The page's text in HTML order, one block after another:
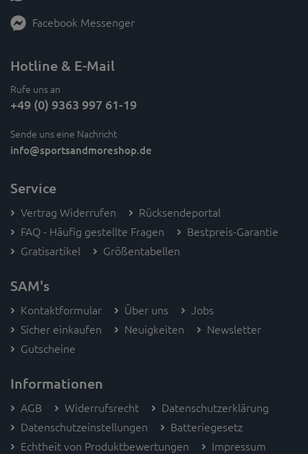
Facebook Messenger
Hotline & E-Mail
Rufe uns an
+49 (0) 9363 997 61-19
Sende uns eine Nachricht
info@sportsandmoreshop.de
Service
Vertrag Widerrufen
Rücksendeportal
FAQ - Häufig gestellte Fragen
Bestpreis-Garantie
Gratisartikel
Größentabellen
SAM's
Kontaktformular Über uns
Jobs
Sicher einkaufen
Neuigkeiten
Newsletter
Gutscheine
Informationen
AGB Widerrufsrecht
Datenschutzerklärung
Datenschutzeinstellungen
Batteriegesetz
Echtheit von Produktbewertungen
Impressum